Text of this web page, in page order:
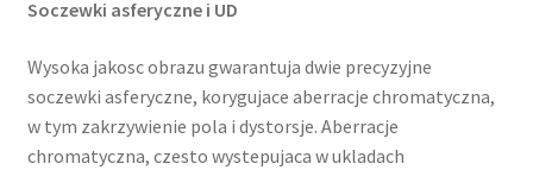
Soczewki asferyczne i UD
Wysoka jakosc obrazu gwarantuja dwie precyzyjne
soczewki asferyczne, korygujace aberracje chromatyczna,
w tym zakrzywienie pola i dystorsje. Aberracje
chromatyczna, czesto wystepujaca w ukladach